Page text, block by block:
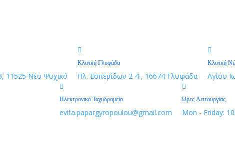
11525 Νέο Ψυχικό
Κλινική Γλυφάδα
Πλ. Εσπερίδων 2-4 , 16674 Γλυφάδα
Κλινική
Αγίου
Ηλεκτρονικό Ταχυδρομείο
evita.papargyropoulou@gmail.com
Ώρες Λειτουργίας
Mon - Friday: